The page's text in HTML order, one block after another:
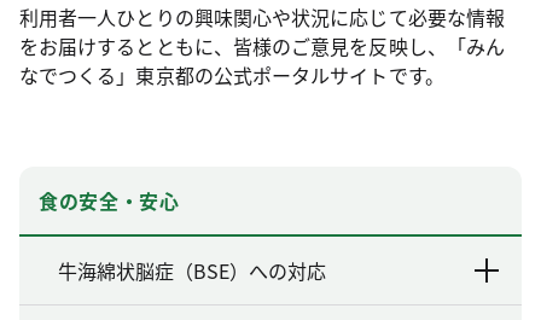
利用者一人ひとりの興味関心や状況に応じて必要な情報
をお届けするとともに、皆様のご意見を反映し、「みん
なでつくる」東京都の公式ポータルサイトです。
食の安全・安心
牛海綿状脳症（BSE）への対応